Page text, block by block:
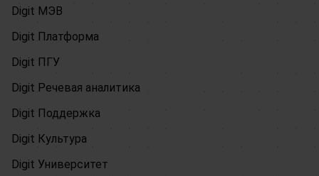
Digit МЭВ
Digit Платформа
Digit ПГУ
Digit Речевая аналитика
Digit Поддержка
Digit Культура
Digit Университет